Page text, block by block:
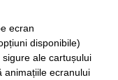
ecran
disponibile)
ale cartușului
animațiile ecranului